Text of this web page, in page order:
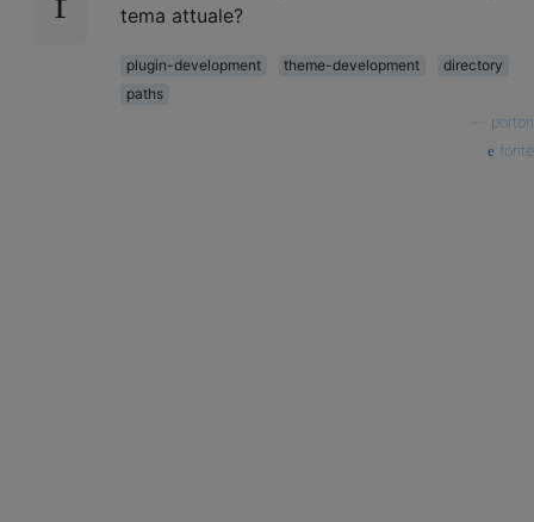
tema attuale?
plugin-development theme-development
directory
paths
porton
fonte